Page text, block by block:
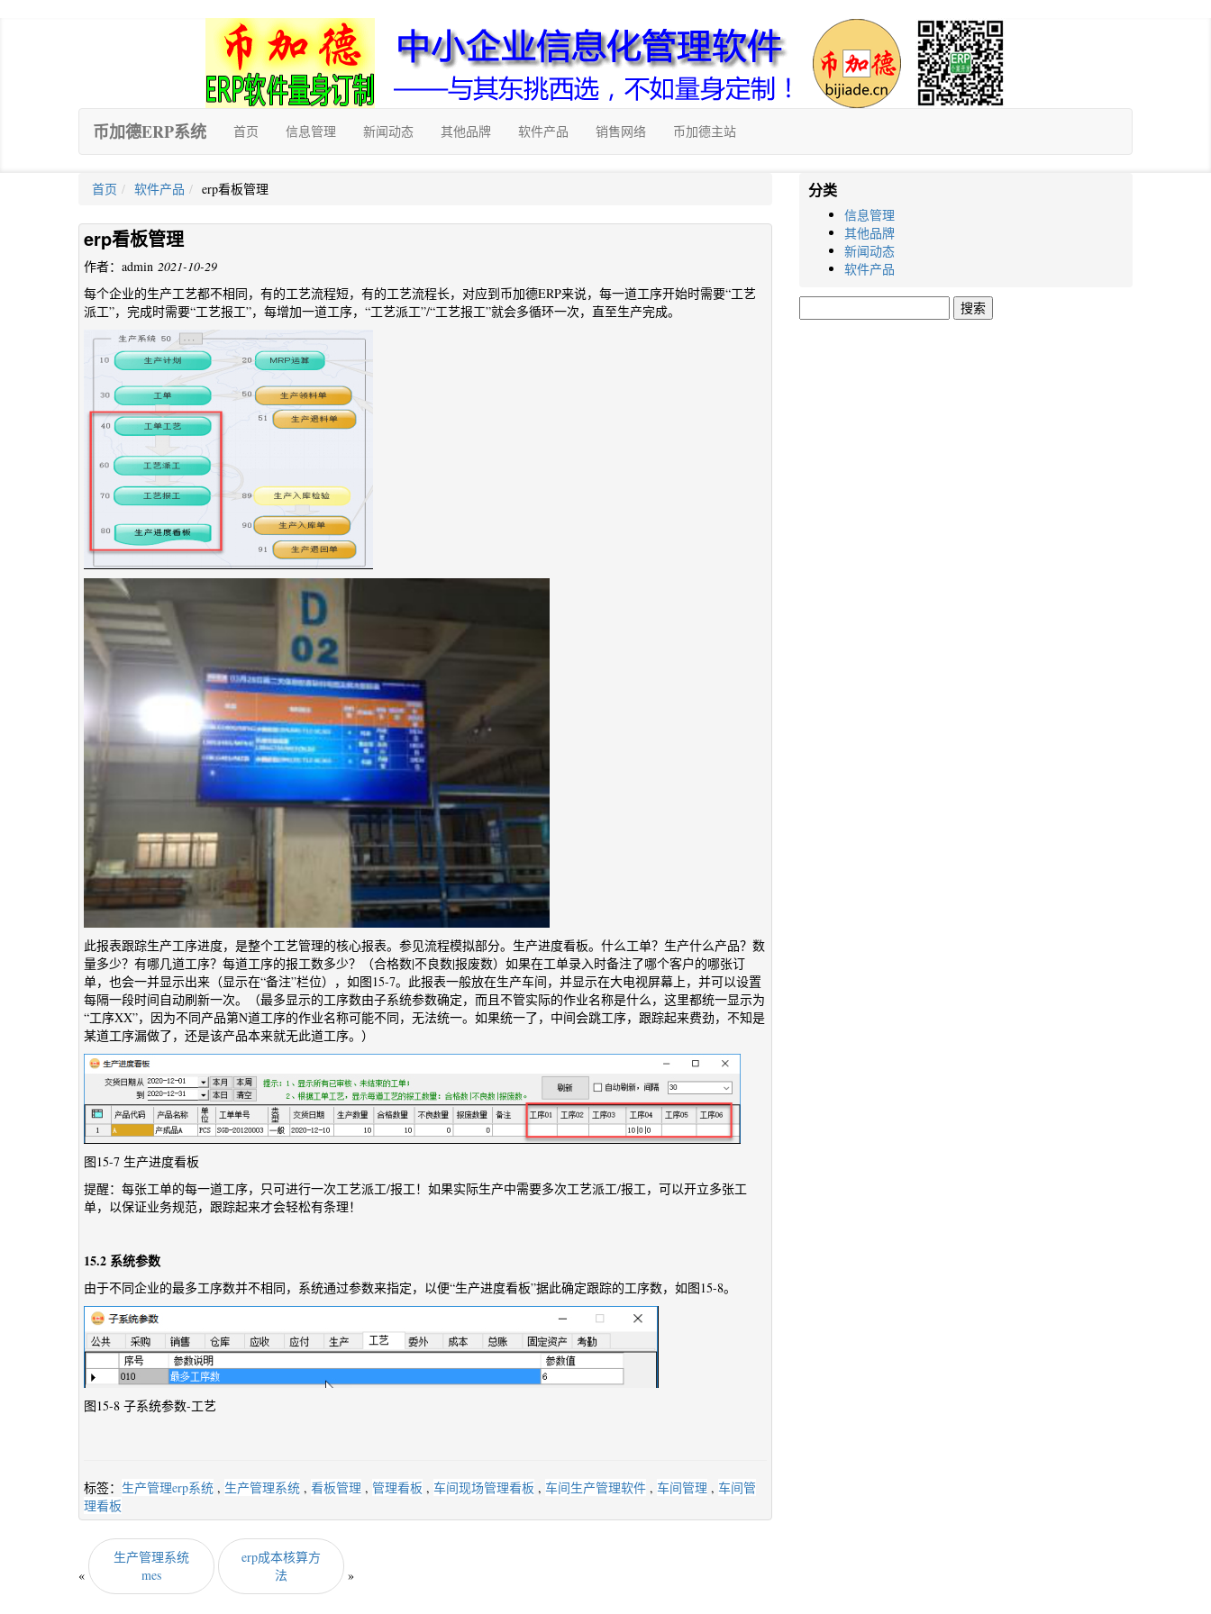
币加德ERP系统 首页 信息管理 新闻动态 其他品牌 软件产品 销售网络 币加德主站
首页 软件产品 erp看板管理
erp看板管理
作者：admin 2021-10-29
每个企业的生产工艺都不相同，有的工艺流程短，有的工艺流程长，对应到币加德ERP来说，每一道工序开始时需要“工艺
派工”，完成时需要“工艺报工”，每增加一道工序，“工艺派工”/“工艺报工”就会多循环一次，直至生产完成。
此报表跟踪生产工序进度，是整个工艺管理的核心报表。参见流程模拟部分。生产进度看板。什么工单？生产什么产品？数
量多少？有哪几道工序？每道工序的报工数多少？（合格数|不良数|报废数）如果在工单录入时备注了哪个客户的哪张订
单，也会一并显示出来（显示在“备注”栏位），如图15-7。此报表一般放在生产车间，并显示在大电视屏幕上，并可以设置
每隔一段时间自动刷新一次。（最多显示的工序数由子系统参数确定，而且不管实际的作业名称是什么，这里都统一显示为
“工序XX”，因为不同产品第N道工序的作业名称可能不同，无法统一。如果统一了，中间会跳工序，跟踪起来费劲，不知是
某道工序漏做了，还是该产品本来就无此道工序。）
图15-7 生产进度看板
提醒：每张工单的每一道工序，只可进行一次工艺派工/报工！如果实际生产中需要多次工艺派工/报工，可以开立多张工
单，以保证业务规范，跟踪起来才会轻松有条理！
15.2 系统参数
由于不同企业的最多工序数并不相同，系统通过参数来指定，以便“生产进度看板”据此确定跟踪的工序数，如图15-8。
图15-8 子系统参数-工艺
标签： 生产管理erp系统 , 生产管理系统 , 看板管理 , 管理看板 , 车间现场管理看板 , 车间生产管理软件 , 车间管理 , 车间管
理看板
«
生产管理系统
mes
erp成本核算方
法
»
分类
信息管理
其他品牌
新闻动态
软件产品
索：